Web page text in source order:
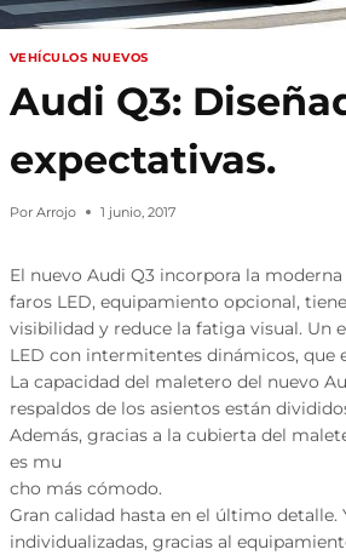
VEHÍCULOS NUEVOS
Audi Q3:
expectativas.
Por Arrojo 1 junio, 2017
El nuevo Audi Q3 incorpora la
faros LED, equipamiento opcional,
visibilidad y reduce la fatiga visual. Un
LED con intermitentes dinámicos, que
La capacidad del maletero del nuevo
respaldos de los asientos están
Además, gracias a la cubierta del
es mu
cho más cómodo.
Gran calidad hasta en el último detalle.
individualizadas, gracias al